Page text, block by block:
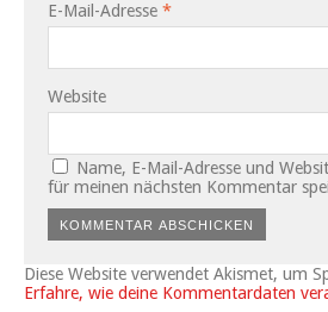
E-Mail-Adresse *
Website
Name, E-Mail-Adresse und
für meinen nächsten Kommentar
Diese Website verwendet Akismet, um
Erfahre, wie deine Kommentardaten